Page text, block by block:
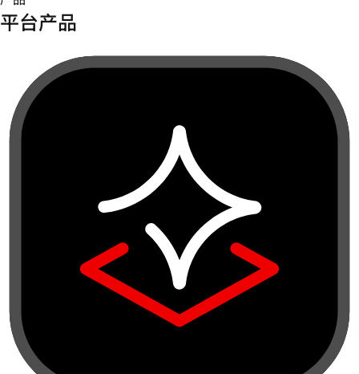
平台产品